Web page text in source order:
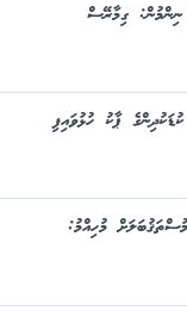
ގިމާރޭސް
ޕާކު ހުޅުވައިފި
މުހިއްމު: